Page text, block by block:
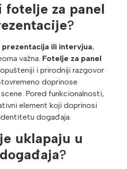
fotelje za panel
?
prezentacija ili intervjua,
važna. Fotelje za panel
i prirodniji razgovor
doprinose
Pored funkcionalnosti,
element koji doprinosi
događaja.
uklapaju u
?